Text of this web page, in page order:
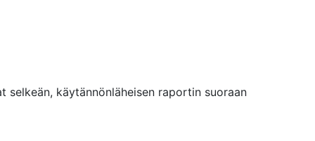
käytännönläheisen raportin suoraan